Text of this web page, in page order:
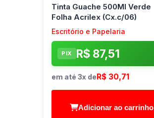
Tinta Guache 500Ml Verde
Folha Acrilex (Cx.c/06)
Escritório e Papelaria
PIX R$ 87,51
em até 3x deR$ 30,71
Adicionar ao carrinho